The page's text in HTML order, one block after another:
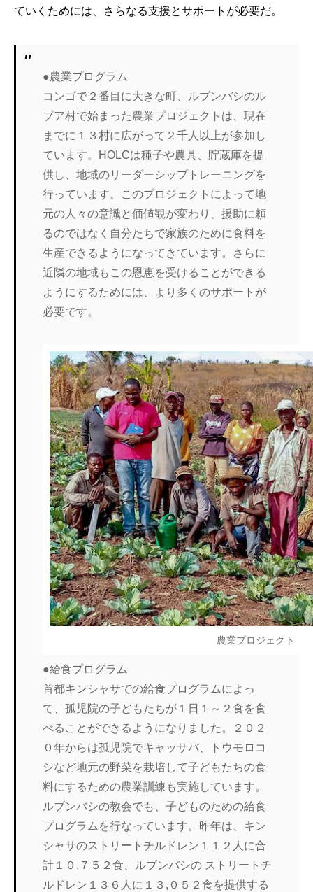
ていくためには、さらなる支援とサポートが必要だ。
●農業プログラム
コンゴで２番目に大きな町、ルブンバシのル
ブア村で始まった農業プロジェクトは、現在
までに１３村に広がって２千人以上が参加し
ています。HOLCは種子や農具、貯蔵庫を提
供し、地域のリーダーシップトレーニングを
行っています。このプロジェクトによって地
元の人々の意識と価値観が変わり、援助に頼
るのではなく自分たちで家族のために食料を
生産できるようになってきています。さらに
近隣の地域もこの恩恵を受けることができる
ようにするためには、より多くのサポートが
必要です。
農業プロジェクト
●給食プログラム
首都キンシャサでの給食プログラムによっ
て、孤児院の子どもたちが１日１～２食を食
べることができるようになりました。２０２
０年からは孤児院でキャッサバ、トウモロコ
シなど地元の野菜を栽培して子どもたちの食
料にするための農業訓練も実施しています。
ルブンバシの教会でも、子どものための給食
プログラムを行なっています。昨年は、キン
シャサのストリートチルドレン１１２人に合
計１０,７５２食、ルブンバシの ストリートチ
ルドレン１３６人に１３,０５２食を提供する